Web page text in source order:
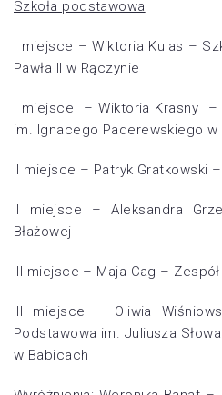
Szkoła podstawowa
I miejsce – Wiktoria Kulas –
Pawła II w Rączynie
I miejsce – Wiktoria Krasny –
im. Ignacego Paderewskiego w
II miejsce – Patryk Gratkowski
II miejsce – Aleksandra
Błażowej
III miejsce – Maja Cag – Zespół
III miejsce – Oliwia
Podstawowa im. Juliusza
w Babicach